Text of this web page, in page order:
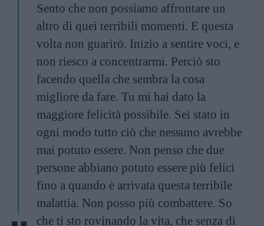
Sento che non possiamo affrontare un
altro di quei terribili momenti. E questa
volta non guarirò. Inizio a sentire voci, e
non riesco a concentrarmi. Perciò sto
facendo quella che sembra la cosa
migliore da fare. Tu mi hai dato la
maggiore felicità possibile. Sei stato in
ogni modo tutto ciò che nessuno avrebbe
mai potuto essere. Non penso che due
persone abbiano potuto essere più felici
fino a quando è arrivata questa terribile
malattia. Non posso più combattere. So
che ti sto rovinando la vita, che senza di